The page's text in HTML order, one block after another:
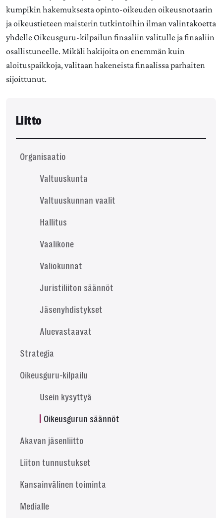
kumpikin hakemuksesta opinto-oikeuden oikeusnotaarin
ja oikeustieteen maisterin tutkintoihin ilman valintakoetta
yhdelle Oikeusguru-kilpailun finaaliin valitulle ja finaaliin
osallistuneelle. Mikäli hakijoita on enemmän kuin
aloituspaikkoja, valitaan hakeneista finaalissa parhaiten
sijoittunut.
Liitto
Organisaatio
Valtuuskunta
Valtuuskunnan vaalit
Hallitus
Vaalikone
Valiokunnat
Juristiliiton säännöt
Jäsenyhdistykset
Aluevastaavat
Strategia
Oikeusguru-kilpailu
Usein kysyttyä
Oikeusgurun säännöt
Akavan jäsenliitto
Liiton tunnustukset
Kansainvälinen toiminta
Medialle